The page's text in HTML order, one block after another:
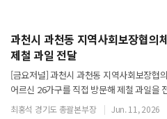
과천시 과천동 지역사회보장협의
제철 과일 전달
[금요저널] 과천시 과천동 지역사회보장협
어르신 26가구를 직접 방문해 제철 과일을
과천동 특화사업으로 돌봄이 필요한 어르신
최홍석 경기도 총괄본부장 Jun. 11, 2026